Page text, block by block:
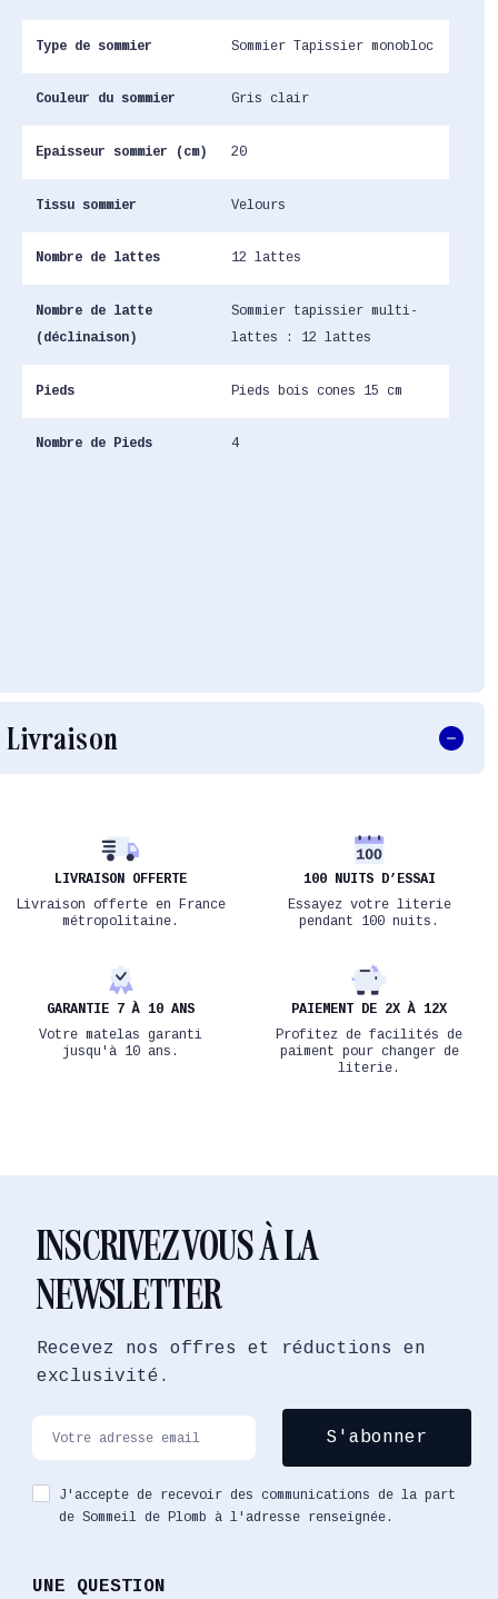
Type de sommier Sommier Tapissier monobloc
Couleur du sommier Gris clair
Epaisseur sommier (cm) 20
Tissu sommier Velours
Nombre de lattes 12 lattes
Nombre de latte
(déclinaison)
Sommier tapissier multi-
lattes : 12 lattes
Pieds Pieds bois cones 15 cm
Nombre de Pieds 4
Livraison
LIVRAISON OFFERTE
Livraison offerte en France
métropolitaine.
100 NUITS D’ESSAI
Essayez votre literie
pendant 100 nuits.
GARANTIE 7 À 10 ANS
Votre matelas garanti
jusqu'à 10 ans.
PAIEMENT DE 2X À 12X
Profitez de facilités de
paiment pour changer de
literie.
INSCRIVEZ VOUS À LA
NEWSLETTER
Recevez nos offres et réductions en
exclusivité.
J'accepte de recevoir des communications de la part
de Sommeil de Plomb à l'adresse renseignée.
UNE QUESTION